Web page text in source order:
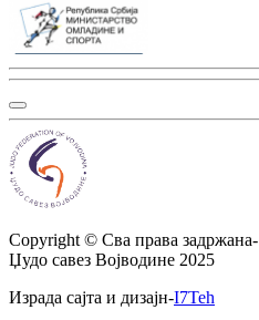
Copyright © Сва права задржана-
Џудо савез Војводине 2025
Израда сајта и дизајн-I7Teh